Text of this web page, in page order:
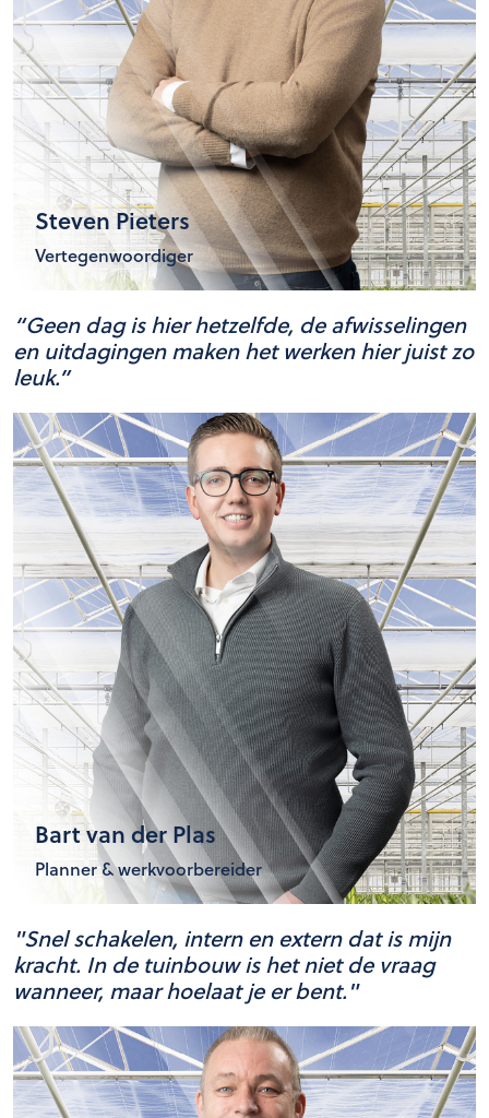
Steven Pieters
Vertegenwoordiger
“Geen dag is hier hetzelfde, de afwisselingen
en uitdagingen maken het werken hier juist zo
leuk.”
Bart van der Plas
Planner & werkvoorbereider
"Snel schakelen, intern en extern dat is mijn
kracht. In de tuinbouw is het niet de vraag
wanneer, maar hoelaat je er bent."